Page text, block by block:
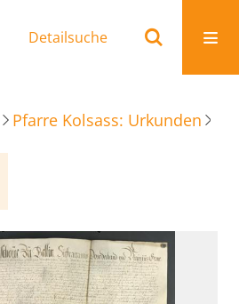
Detailsuche
Pfarre Kolsass: Urkunden